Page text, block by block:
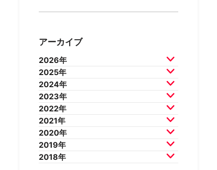
アーカイブ
2026年
2026年7月 2026年6月
2026年5月 2026年4月
2026年3月 2026年2月
2025年
2025年12月2025年11月
2025年10月2025年9月
2025年8月 2025年7月
2025年6月
2025年4月
2025年2月
2024年
2024年12月2024年11月
2024年10月2024年9月
2024年8月 2024年7月
2024年6月
2024年4月
2024年2月
2023年
2023年12月2023年11月
2023年10月2023年9月
2023年8月 2023年7月
2023年6月
2023年4月
2022年
2022年12月2022年11月
2022年10月2022年9月
2022年8月 2022年7月
2022年6月
2021年
2021年12月2021年11月
2021年10月2021年9月
2021年8月 2021年7月
2020年
2020年12月2020年11月
2020年10月2020年9月
2019年
2019年12月2019年11月
2018年